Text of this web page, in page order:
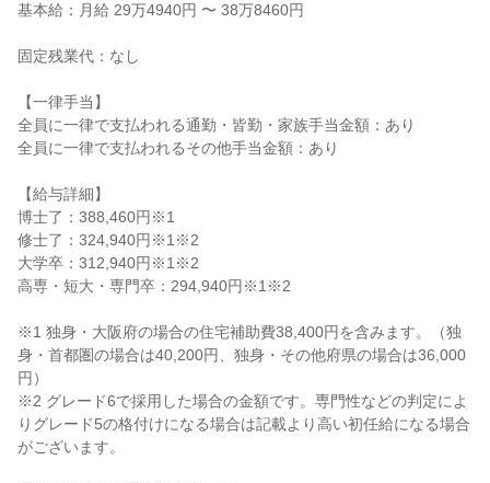
基本給：月給 29万4940円 〜 38万8460円
固定残業代：なし
【一律手当】
全員に一律で支払われる通勤・皆勤・家族手当金額：あり
全員に一律で支払われるその他手当金額：あり
【給与詳細】
博士了：388,460円※1
修士了：324,940円※1※2
大学卒：312,940円※1※2
高専・短大・専門卒：294,940円※1※2
※1 独身・大阪府の場合の住宅補助費38,400円を含みます。（独
身・首都圏の場合は40,200円、独身・その他府県の場合は36,000
円）
※2 グレード6で採用した場合の金額です。専門性などの判定によ
りグレード5の格付けになる場合は記載より高い初任給になる場合
がございます。